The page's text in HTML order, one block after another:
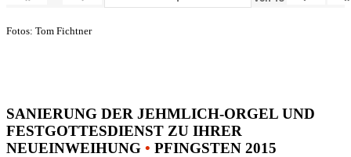
Fotos: Tom Fichtner
SANIERUNG DER JEHMLICH-ORGEL UND
FESTGOTTESDIENST ZU IHRER
NEUEINWEIHUNG • PFINGSTEN 2015